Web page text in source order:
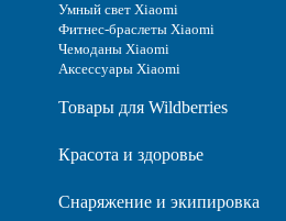
Умный свет Xiaomi
Фитнес-браслеты Xiaomi
Чемоданы Xiaomi
Аксессуары Xiaomi
Товары для Wildberries
Красота и здоровье
Снаряжение и экипировка